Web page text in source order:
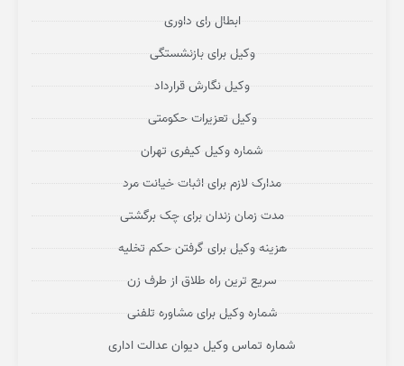
ابطال رای داوری
وکیل برای بازنشستگی
وکیل نگارش قرارداد
وکیل تعزیرات حکومتی
شماره وکیل کیفری تهران
مدارک لازم برای اثبات خیانت مرد
مدت زمان زندان برای چک برگشتی
هزینه وکیل برای گرفتن حکم تخلیه
سریع ترین راه طلاق از طرف زن
شماره وکیل برای مشاوره تلفنی
شماره تماس وکیل دیوان عدالت اداری